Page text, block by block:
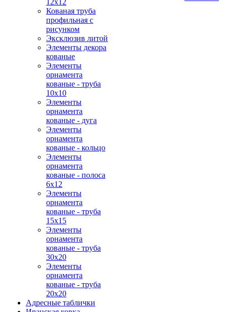
12х12
Кованая труба
профильная с
рисунком
Эксклюзив литой
Элементы декора
кованые
Элементы
орнамента
кованые - труба
10х10
Элементы
орнамента
кованые - дуга
Элементы
орнамента
кованые - кольцо
Элементы
орнамента
кованые - полоса
6х12
Элементы
орнамента
кованые - труба
15х15
Элементы
орнамента
кованые - труба
30х20
Элементы
орнамента
кованые - труба
20х20
Адресные таблички